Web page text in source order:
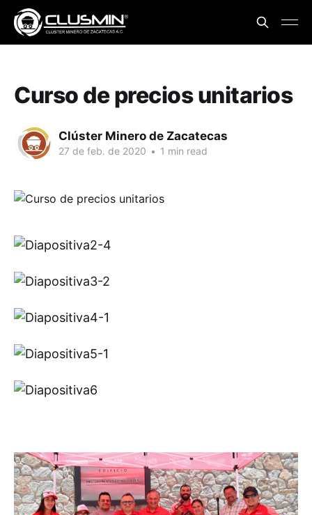
Curso de precios unitarios
Clúster Minero de Zacatecas
27 de feb. de 2020 • 1 min read